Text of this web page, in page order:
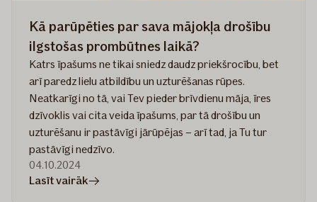
Kā parūpēties par sava mājokļa drošību
ilgstošas prombūtnes laikā?
Katrs īpašums ne tikai sniedz daudz priekšrocību, bet
arī paredz lielu atbildību un uzturēšanas rūpes.
Neatkarīgi no tā, vai Tev pieder brīvdienu māja, īres
dzīvoklis vai cita veida īpašums, par tā drošību un
uzturēšanu ir pastāvīgi jārūpējas – arī tad, ja Tu tur
pastāvīgi nedzīvo.
04.10.2024
Lasīt vairākrakstā